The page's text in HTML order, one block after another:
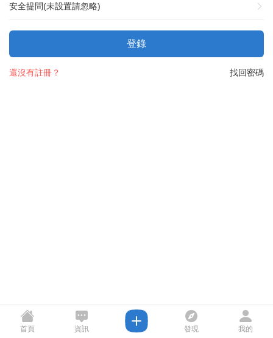
安全提問(未設置請忽略)
登錄
找回密碼
還沒有註冊？
首頁 資訊 發現 我的